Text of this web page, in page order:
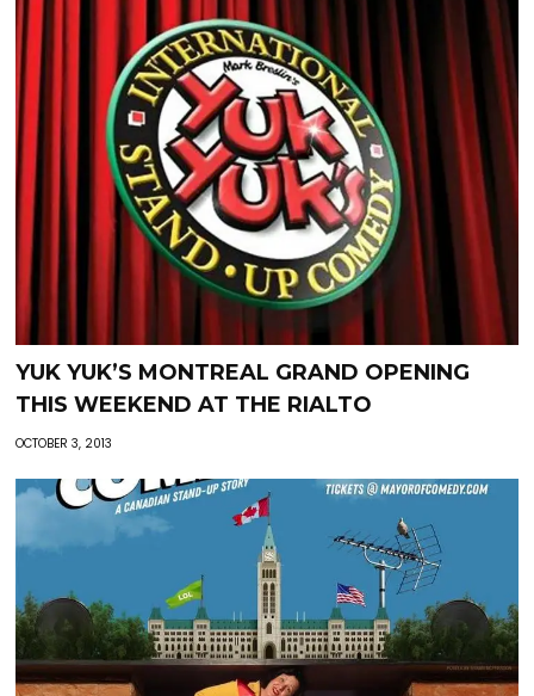
YUK YUK’S MONTREAL GRAND OPENING
THIS WEEKEND AT THE RIALTO
OCTOBER 3, 2013